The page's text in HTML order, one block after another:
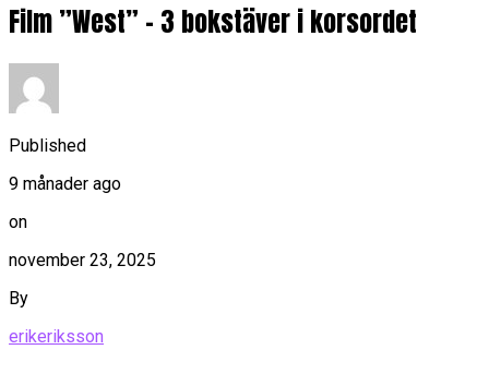
Film ”West” – 3 bokstäver i korsordet
Published
9 månader ago
on
november 23, 2025
By
erikeriksson